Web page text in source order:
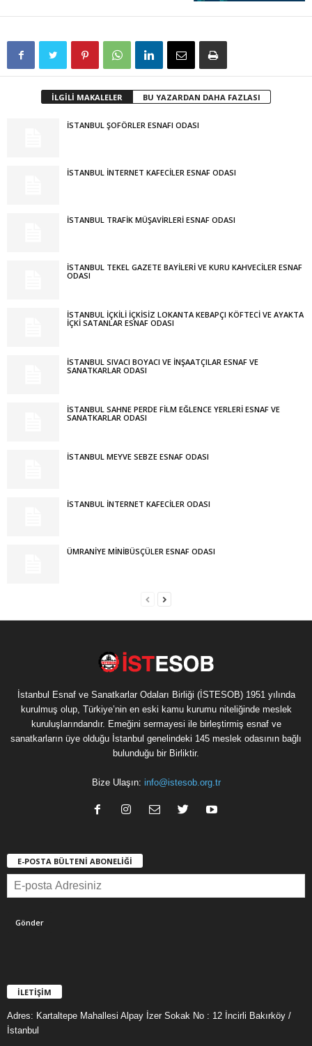
İLGİLİ MAKALELER BU YAZARDAN DAHA FAZLASI
İSTANBUL ŞOFÖRLER ESNAFI ODASI
İSTANBUL İNTERNET KAFECİLER ESNAF ODASI
İSTANBUL TRAFİK MÜŞAVİRLERİ ESNAF ODASI
İSTANBUL TEKEL GAZETE BAYİLERİ VE KURU KAHVECİLER ESNAF
ODASI
İSTANBUL İÇKİLİ İÇKİSİZ LOKANTA KEBAPÇI KÖFTECİ VE AYAKTA
İÇKİ SATANLAR ESNAF ODASI
İSTANBUL SIVACI BOYACI VE İNŞAATÇILAR ESNAF VE
SANATKARLAR ODASI
İSTANBUL SAHNE PERDE FİLM EĞLENCE YERLERİ ESNAF VE
SANATKARLAR ODASI
İSTANBUL MEYVE SEBZE ESNAF ODASI
İSTANBUL İNTERNET KAFECİLER ODASI
ÜMRANİYE MİNİBÜSÇÜLER ESNAF ODASI
İstanbul Esnaf ve Sanatkarlar Odaları Birliği (İSTESOB) 1951 yılında
kurulmuş olup, Türkiye’nin en eski kamu kurumu niteliğinde meslek
kuruluşlarındandır. Emeğini sermayesi ile birleştirmiş esnaf ve
sanatkarların üye olduğu İstanbul genelindeki 145 meslek odasının bağlı
bulunduğu bir Birliktir.
Bize Ulaşın: info@istesob.org.tr
E-POSTA BÜLTENİ ABONELİĞİ
İLETİŞİM
Adres: Kartaltepe Mahallesi Alpay İzer Sokak No : 12 İncirli Bakırköy /
İstanbul